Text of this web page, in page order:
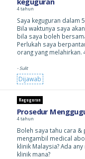
4 tahun
Saya keguguran dalam
Bila waktunya saya
bila saya boleh
Perlukah saya
orang yang melahirkan.
- Sulit
Dijawab
Keguguran
Prosedur
4 tahun
Boleh saya tahu cara
mengambil medical
klinik Malaysia? Ada
klinik mana?